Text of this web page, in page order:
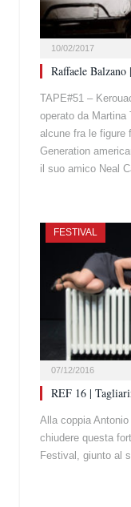
10/02/2017
Raffaele
TAPE#51 –
operato da
alcune fra le figure
Generation
il suo amico Neal
FESTIVAL
07/12/2016
REF 16 |
Alla coppia
chiudere questa
Festival, giunto al